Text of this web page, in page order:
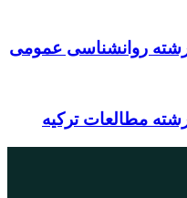
رشته روانشناسی عمومی
مطالعات ترکیه